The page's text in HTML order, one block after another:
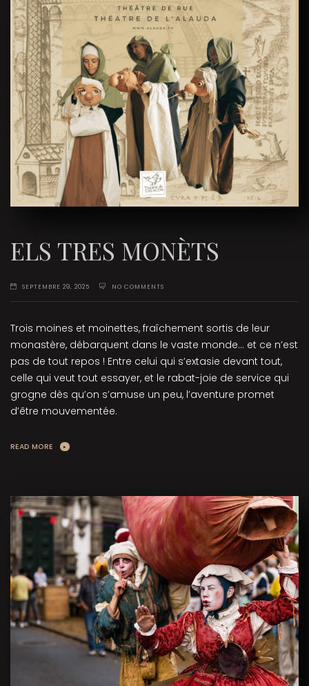
ELS TRES MONÈTS
SEPTEMBRE 29, 2025 NO COMMENTS
Trois moines et moinettes, fraîchement sortis de leur
monastère, débarquent dans le vaste monde... et ce n’est
pas de tout repos ! Entre celui qui s’extasie devant tout,
celle qui veut tout essayer, et le rabat-joie de service qui
grogne dès qu’on s’amuse un peu, l’aventure promet
d’être mouvementée.
READ MORE